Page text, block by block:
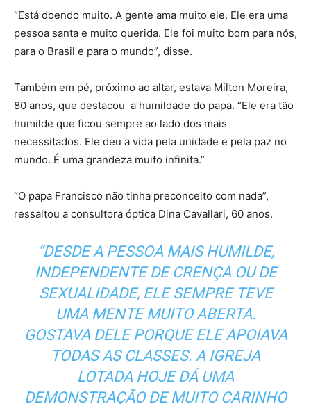
“Está doendo muito. A gente ama muito ele. Ele era uma
pessoa santa e muito querida. Ele foi muito bom para nós,
para o Brasil e para o mundo”, disse.
Também em pé, próximo ao altar, estava Milton Moreira,
80 anos, que destacou a humildade do papa. “Ele era tão
humilde que ficou sempre ao lado dos mais
necessitados. Ele deu a vida pela unidade e pela paz no
mundo. É uma grandeza muito infinita.”
“O papa Francisco não tinha preconceito com nada”,
ressaltou a consultora óptica Dina Cavallari, 60 anos.
“DESDE A PESSOA MAIS HUMILDE,
INDEPENDENTE DE CRENÇA OU DE
SEXUALIDADE, ELE SEMPRE TEVE
UMA MENTE MUITO ABERTA.
GOSTAVA DELE PORQUE ELE APOIAVA
TODAS AS CLASSES. A IGREJA
LOTADA HOJE DÁ UMA
DEMONSTRAÇÃO DE MUITO CARINHO